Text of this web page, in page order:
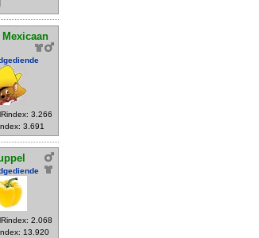
Mexicaan
3.266
3.691
2.068
13.920